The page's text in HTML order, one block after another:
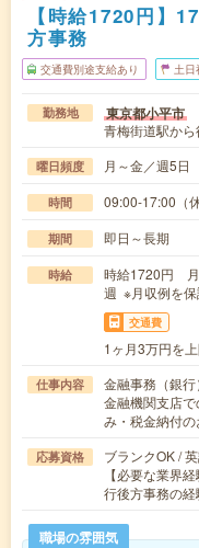
【時給1720円】
方事務
交通費別途支給あり 土日
勤務地 東京都小平市
青梅街道駅か
曜日頻度 月～金／週5日
時間 09:00-17:00（
期間 即日～長期
時給
時給1720円 月
週 ※月収例を保
交通費
1ヶ月3万円を
仕事内容
金融事務（銀行
金融機関支店
み・税金納付
応募資格
ブランクOK /
【必要な業界
行後方事務の
職場の雰囲気